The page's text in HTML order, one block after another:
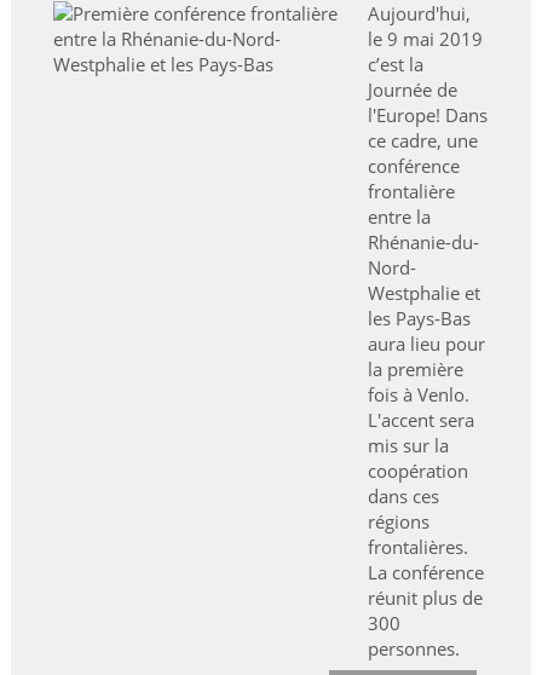
Aujourd'hui,
le 9 mai 2019
c’est la
Journée de
l'Europe! Dans
ce cadre, une
conférence
frontalière
entre la
Rhénanie-du-
Nord-
Westphalie et
les Pays-Bas
aura lieu pour
la première
fois à Venlo.
L'accent sera
mis sur la
coopération
dans ces
régions
frontalières.
La conférence
réunit plus de
300
personnes.